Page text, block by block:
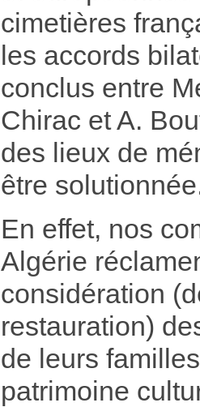
cimetières
les accords
conclus entre
Chirac et A.
des lieux de
être
En effet, nos
Algérie
considération
restauration)
de leurs
patrimoine